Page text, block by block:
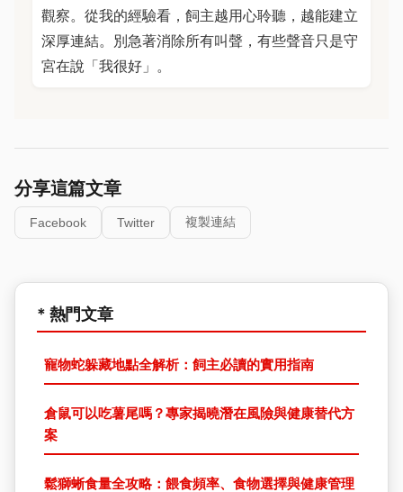
觀察。從我的經驗看，飼主越用心聆聽，越能建立
深厚連結。別急著消除所有叫聲，有些聲音只是守
宮在說「我很好」。
分享這篇文章
Facebook Twitter 複製連結
* 熱門文章
寵物蛇躲藏地點全解析：飼主必讀的實用指南
倉鼠可以吃薯尾嗎？專家揭曉潛在風險與健康替代方
案
鬆獅蜥食量全攻略：餵食頻率、食物選擇與健康管理